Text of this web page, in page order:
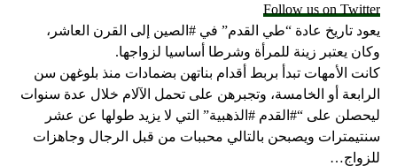
بين النسك في بطون الجبال ومحابس في اعالي الجبال، وجد الأخ
نور نسكه الجديد لهذا العصر في مكتبه، قلّايته، منسكه في
المحطة الاعلامية تلي لوميار محّولا الوثنية الجديدة إلى منارة
“كان الأخ نور صاحب رؤية ورؤيا عندما اكتشف فجأة، بقوة
الروح، أنّ المستقبل القريب هو الإعلام، لكونه سوف يؤثّر في
مسيرة البشر، وفي العقل والوجدان، وسوف يحرّك البشرية إمّا
نحو البناء، والنهوض، أو نحو الهدم والدمار…” (ص 16).
Follow us on Twitter
يعود تاريخ عادة “طي القدم” في #الصين إلى القرن العاشر،
وكان يعتبر زينة للمرأة وشرطا أساسيا لزواجها.
كانت الأمهات تبدأ بربط أقدام بناتهن بضمادات منذ بلوغهن سن
الرابعة أو الخامسة، وتجبرهن على تحمل الآلام خلال عدة سنوات
ليحصلن على “#القدم #الذهبية” التي لا يزيد طولها عن عشر
سنتيمترات ويصبحن بالتالي محببات من قبل الرجال وجاهزات
للزواج…